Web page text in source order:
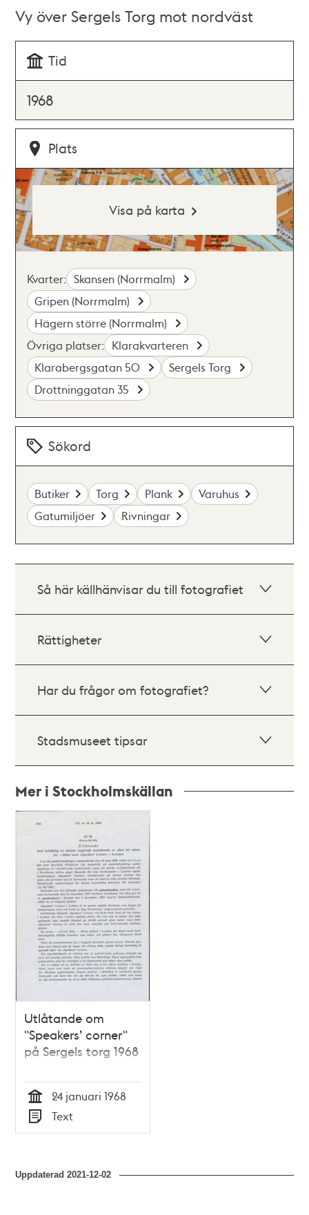
Vy över Sergels Torg mot nordväst
Tid
1968
Plats
Visa på karta
Kvarter: Skansen (Norrmalm)
Gripen (Norrmalm)
Hägern större (Norrmalm)
Övriga platser: Klarakvarteren
Klarabergsgatan 50
Sergels Torg
Drottninggatan 35
Sökord
Butiker Torg Plank
Varuhus
Gatumiljöer
Rivningar
Så här källhänvisar du till fotografiet
Rättigheter
Har du frågor om fotografiet?
Stadsmuseet tipsar
Mer i Stockholmskällan
teman
Utlåtande om
"Speakers’ corner"
på Sergels torg 1968
Tid
24 januari 1968
Typ
Text
Uppdaterad2021-12-02